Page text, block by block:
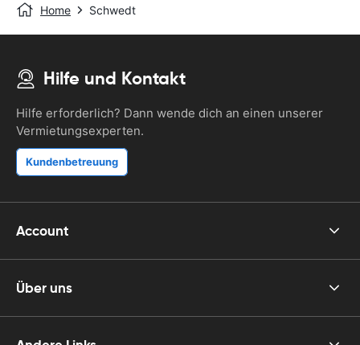
Home Schwedt
Hilfe und Kontakt
Hilfe erforderlich? Dann wende dich an einen unserer
Vermietungsexperten.
Kundenbetreuung
Account
Über uns